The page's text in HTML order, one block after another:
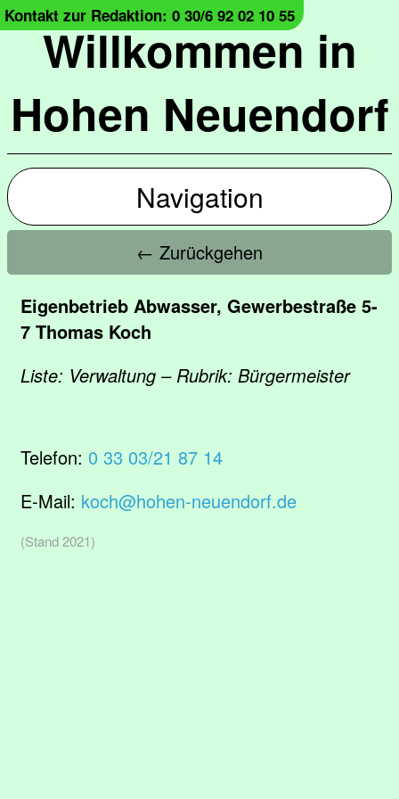
Willkommen in
Hohen Neuendorf
Kontakt zur Redaktion: 0 30/6 92 02 10 55
Navigation
← Zurückgehen
Eigenbetrieb Abwasser, Gewerbestraße 5-
7 Thomas Koch
Liste: Verwaltung – Rubrik: Bürgermeister
Telefon: 0 33 03/21 87 14
E-Mail: koch@hohen-neuendorf.de
(Stand 2021)